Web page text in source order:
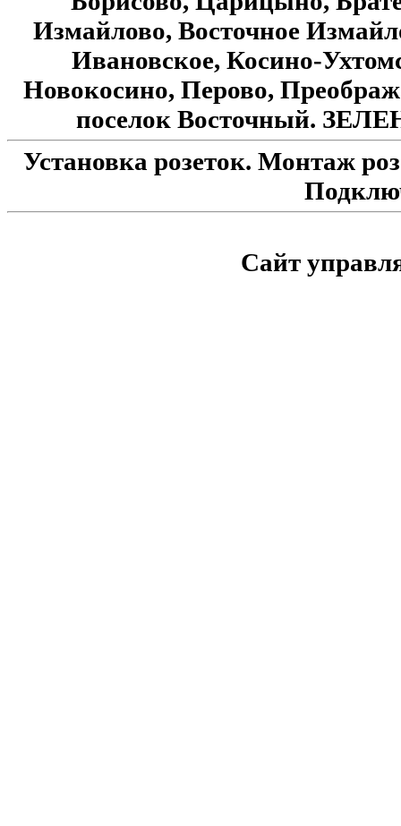
Измайлово, Восточное
Ивановское, Косино-
Новокосино, Перово,
поселок Восточный.
Установка розеток. Монтаж
Сайт